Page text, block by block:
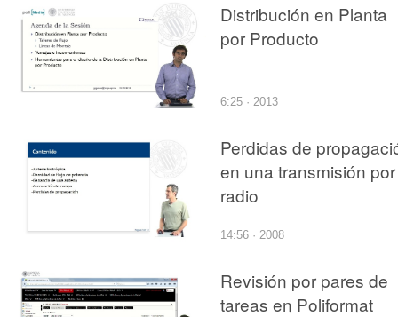
Distribución en Planta
por Producto
6:25 · 2013
Perdidas de
en una transmisión por
radio
14:56 · 2008
Revisión por pares de
tareas en Poliformat